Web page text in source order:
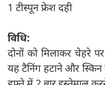
1 टीस्पून फ्रेश दही
विधि:
दोनों को मिलाकर चेहरे
यह टैनिंग हटाने और स्किन